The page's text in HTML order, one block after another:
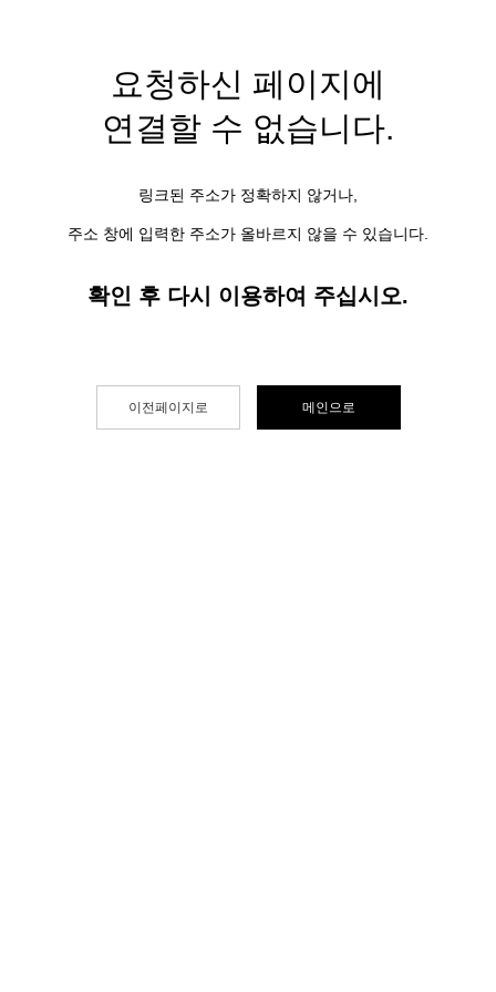
요청하신 페이지에
연결할 수 없습니다.
링크된 주소가 정확하지 않거나,
주소 창에 입력한 주소가 올바르지 않을 수 있습니다.
확인 후 다시 이용하여 주십시오.
이전페이지로 메인으로